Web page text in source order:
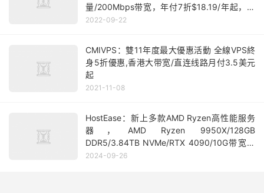
量/200Mbps带宽，年付7折$18.19/年起，送
双倍内存和流量，免费抽奖
2022-09-22
CMIVPS：雙11年度最大優惠活動 全線VPS終
身5折優惠,香港大带宽/直连线路月付3.5美元
起
2021-11-08
HostEase：新上多款AMD Ryzen高性能服务
器，AMD Ryzen 9950X/128GB
DDR5/3.84TB NVMe/RTX 4090/10G带宽，
$600/月
2024-09-26